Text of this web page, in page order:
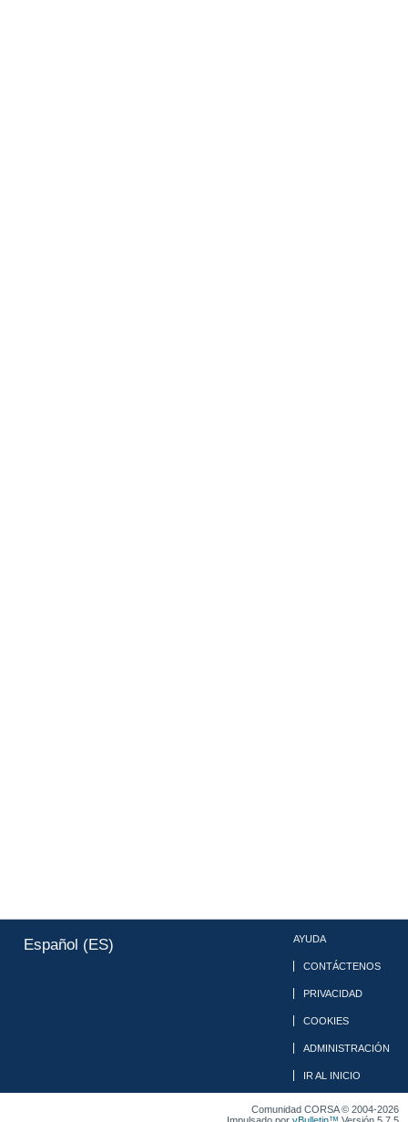
Español (ES) AYUDA
CONTÁCTENOS
PRIVACIDAD
COOKIES
ADMINISTRACIÓN
IR AL INICIO
Comunidad CORSA © 2004-2026